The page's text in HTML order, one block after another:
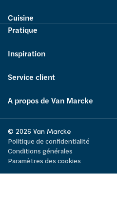
Cuisine
Pratique
Inspiration
Service client
A propos de Van Marcke
© 2026 Van Marcke
Politique de confidentialité
Conditions générales
Paramètres des cookies